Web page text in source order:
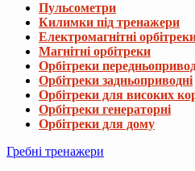
Пульсометри
Килимки під тренажери
Електромагнітні
Магнітні орбітреки
Орбітреки
Орбітреки задньоприводні
Орбітреки для високих
Орбітреки генераторні
Орбітреки для дому
Гребні тренажери